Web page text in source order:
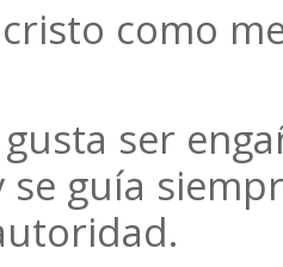
cristo como
ser
se guía